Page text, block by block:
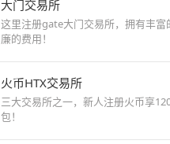
大门交易所
这里注册gate大门交易所，拥有丰富
廉的费用！
火币HTX交易所
三大交易所之一，新人注册火币享
包！